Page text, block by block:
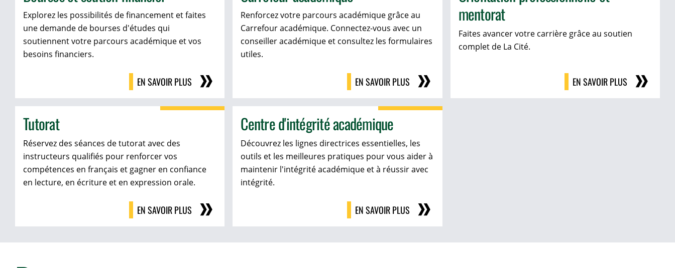
Explorez les possibilités de financement et faites
une demande de bourses d'études qui
soutiennent votre parcours académique et vos
besoins financiers.
EN SAVOIR PLUS
Renforcez votre parcours académique grâce au
Carrefour académique. Connectez-vous avec un
conseiller académique et consultez les formulaires
utiles.
EN SAVOIR PLUS
mentorat
Faites avancer votre carrière grâce au soutien
complet de La Cité.
EN SAVOIR PLUS
Tutorat
Réservez des séances de tutorat avec des
instructeurs qualifiés pour renforcer vos
compétences en français et gagner en confiance
en lecture, en écriture et en expression orale.
EN SAVOIR PLUS
Centre d'intégrité académique
Découvrez les lignes directrices essentielles, les
outils et les meilleures pratiques pour vous aider à
maintenir l'intégrité académique et à réussir avec
intégrité.
EN SAVOIR PLUS